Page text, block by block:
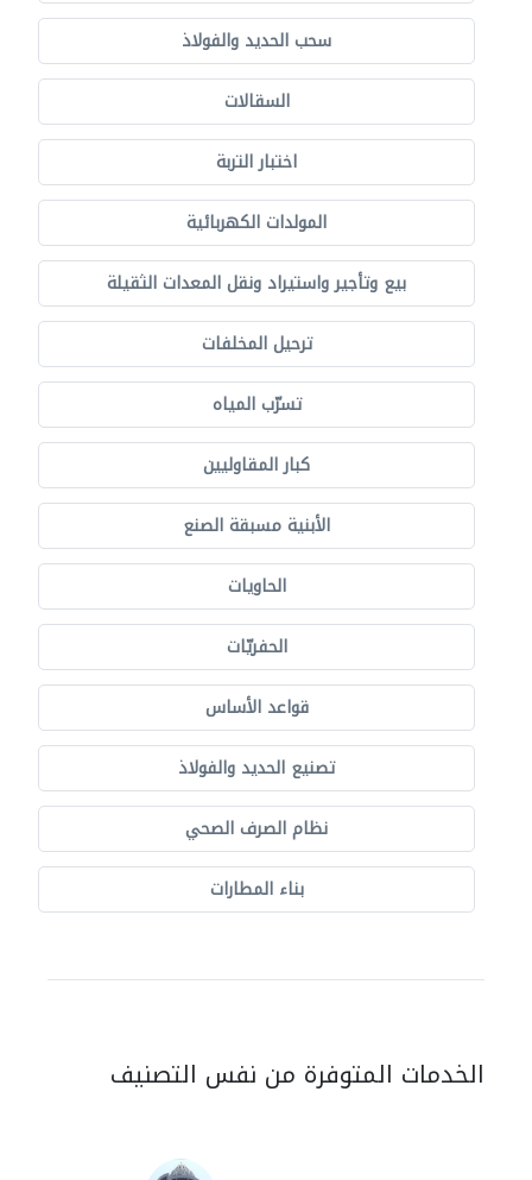
سحب الحديد والفولاذ
السقالات
اختبار التربة
المولدات الكهربائية
بيع وتأجير واستيراد ونقل المعدات الثقيلة
ترحيل المخلفات
تسرّب المياه
كبار المقاوليين
الأبنية مسبقة الصنع
الحاويات
الحفريّات
قواعد الأساس
تصنيع الحديد والفولاذ
نظام الصرف الصحي
بناء المطارات
الخدمات المتوفرة من نفس التصنيف